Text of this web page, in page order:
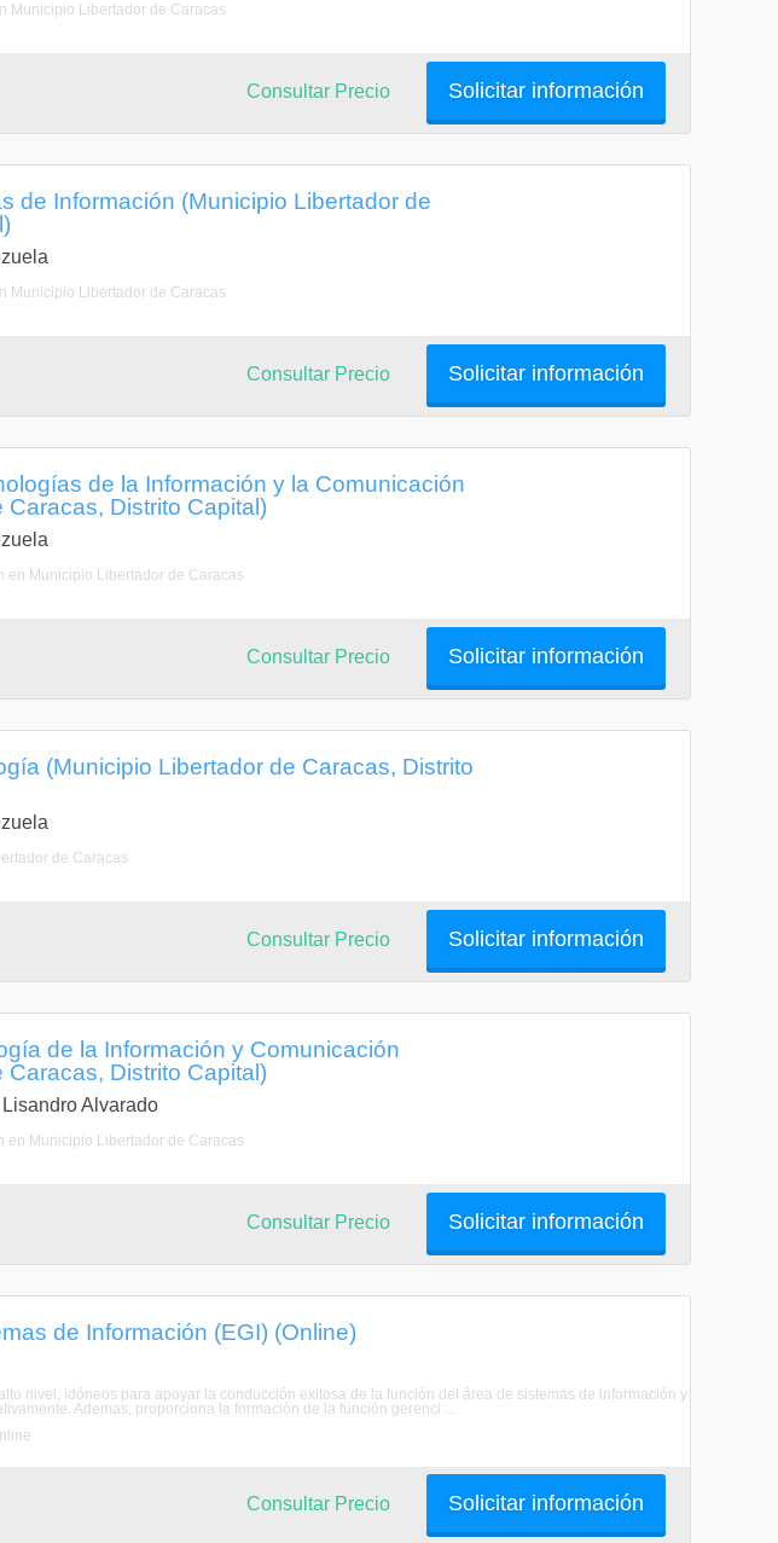
Municipio Libertador de Caracas
Solicitar información
Consultar Precio
de Información (Municipio Libertador de
Municipio Libertador de Caracas
Solicitar información
Consultar Precio
de la Información y la Comunicación
Distrito Capital)
en Municipio Libertador de Caracas
Solicitar información
Consultar Precio
(Municipio Libertador de Caracas, Distrito
de Caracas
Solicitar información
Consultar Precio
de la Información y Comunicación
Distrito Capital)
Alvarado
en Municipio Libertador de Caracas
Solicitar información
Consultar Precio
de Información (EGI) (Online)
nivel, idóneos para apoyar la conducción exitosa de la función del área de sistemas de información y
Ademas, proporciona la formación de la función gerenci ...
Solicitar información
Consultar Precio